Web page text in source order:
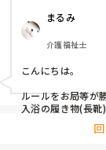
いと思うので、特
裾分けをしないと
看護師Nがやった
でしょうか?
家でやってきてと
まるみ
介護福祉士
こんにちは。
ルールをお局等が
入浴の履き物(長靴)